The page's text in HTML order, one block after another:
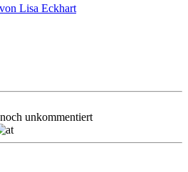
noch unkommentiert